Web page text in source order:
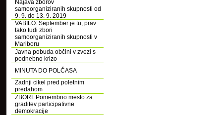
Najava zborov
samoorganiziranih skupnosti od
9. 9. do 13. 9. 2019
VABILO: September je tu, prav
tako tudi zbori
samoorganiziranih skupnosti v
Mariboru
Javna pobuda občini v zvezi s
podnebno krizo
MINUTA DO POLČASA
Zadnji cikel pred poletnim
predahom
ZBORI: Pomembno mesto za
graditev participativne
demokracije